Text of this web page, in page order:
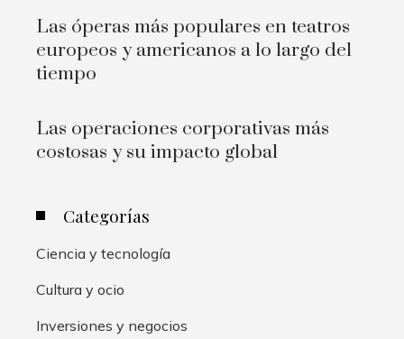
Las óperas más populares en teatros
europeos y americanos a lo largo del
tiempo
Las operaciones corporativas más
costosas y su impacto global
Categorías
Ciencia y tecnología
Cultura y ocio
Inversiones y negocios